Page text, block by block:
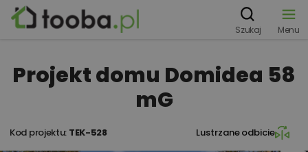
Szukaj Menu
Projekt domu Domidea 58
mG
Kod projektu: TEK-528 Lustrzane odbicie